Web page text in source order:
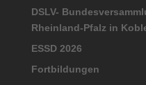
DSLV-
Rheinland-Pfalz in
ESSD 2026
Fortbildungen